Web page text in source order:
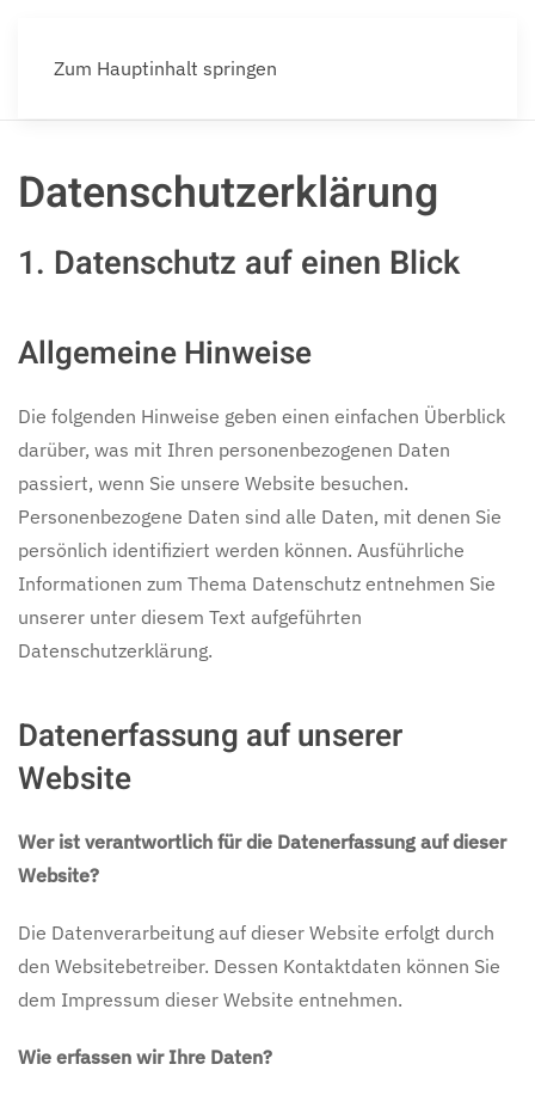
Zum Hauptinhalt springen
Datenschutzerklärung
1. Datenschutz auf einen Blick
Allgemeine Hinweise
Die folgenden Hinweise geben einen einfachen Überblick
darüber, was mit Ihren personenbezogenen Daten
passiert, wenn Sie unsere Website besuchen.
Personenbezogene Daten sind alle Daten, mit denen Sie
persönlich identifiziert werden können. Ausführliche
Informationen zum Thema Datenschutz entnehmen Sie
unserer unter diesem Text aufgeführten
Datenschutzerklärung.
Datenerfassung auf unserer
Website
Wer ist verantwortlich für die Datenerfassung auf dieser
Website?
Die Datenverarbeitung auf dieser Website erfolgt durch
den Websitebetreiber. Dessen Kontaktdaten können Sie
dem Impressum dieser Website entnehmen.
Wie erfassen wir Ihre Daten?